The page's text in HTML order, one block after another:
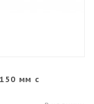
мм с